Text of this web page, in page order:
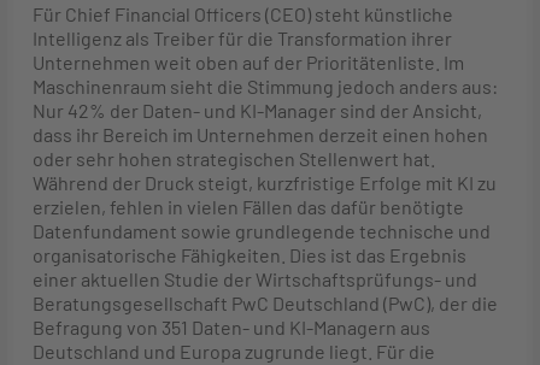
Für Chief Financial Officers (CEO) steht künstliche
Intelligenz als Treiber für die Transformation ihrer
Unternehmen weit oben auf der Prioritätenliste. Im
Maschinenraum sieht die Stimmung jedoch anders aus:
Nur 42% der Daten- und KI-Manager sind der Ansicht,
dass ihr Bereich im Unternehmen derzeit einen hohen
oder sehr hohen strategischen Stellenwert hat.
Während der Druck steigt, kurzfristige Erfolge mit KI zu
erzielen, fehlen in vielen Fällen das dafür benötigte
Datenfundament sowie grundlegende technische und
organisatorische Fähigkeiten. Dies ist das Ergebnis
einer aktuellen Studie der Wirtschaftsprüfungs- und
Beratungsgesellschaft PwC Deutschland (PwC), der die
Befragung von 351 Daten- und KI-Managern aus
Deutschland und Europa zugrunde liegt. Für die